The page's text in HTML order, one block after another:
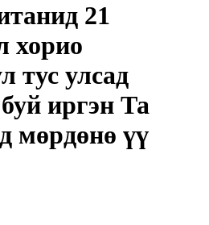
21
хорио
тус улсад
иргэн Та
мөрдөнө үү